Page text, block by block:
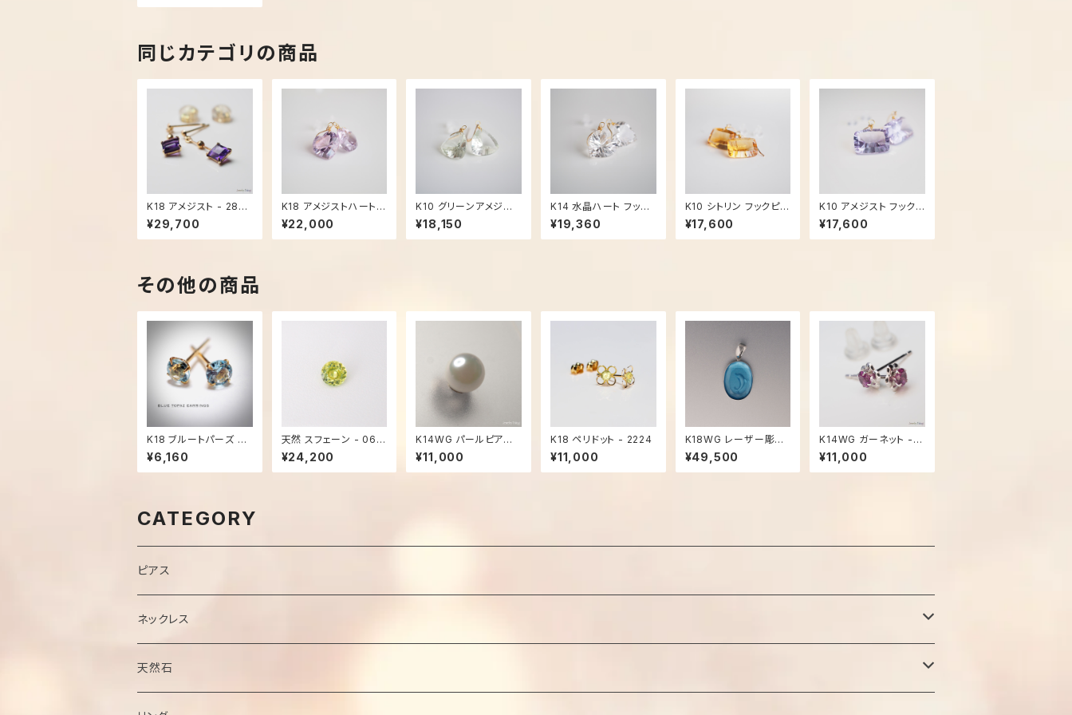
同じカテゴリの商品
K18 アメジスト - 284
4
¥29,700
K18 アメジストハート
フックピアス - 2969
¥22,000
K10 グリーンアメジスト
フックピアス - 2970
¥18,150
K14 水晶ハート フック
ピアス - 2968
¥19,360
K10 シトリン フックピア
ス - 2965
¥17,600
K10 アメジスト フックピ
アス - 2967
¥17,600
その他の商品
K18 ブルートパーズ ピ
アス - 2606
¥6,160
天然 スフェーン - 067
6 【現品限り】
¥24,200
K14WG パールピアス -
1793
¥11,000
K18 ペリドット - 2224
¥11,000
K18WG レーザー彫刻
イルカ - 1024【現品限
り】
¥49,500
K14WG ガーネット - 1
674
¥11,000
CATEGORY
ピアス
ネックレス
チェーン
天然石